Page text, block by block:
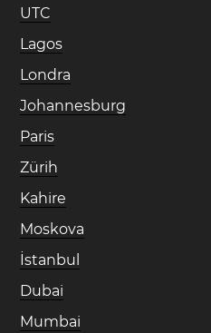
UTC
Lagos
Londra
Johannesburg
Paris
Zürih
Kahire
Moskova
İstanbul
Dubai
Mumbai